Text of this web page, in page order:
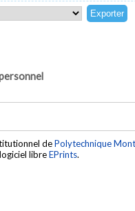
dePolytechnique
libreEPrints.